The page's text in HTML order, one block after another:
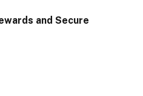
and Secure